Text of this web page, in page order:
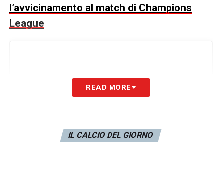
l’avvicinamento al match di Champions
League
READ MORE
IL CALCIO DEL GIORNO